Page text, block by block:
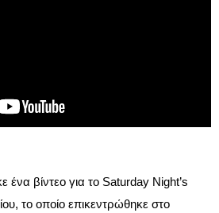
ένα βίντεο για το Saturday Night’s
το οποίο επικεντρώθηκε στο